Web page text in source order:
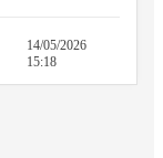
14/05/2026
15:18